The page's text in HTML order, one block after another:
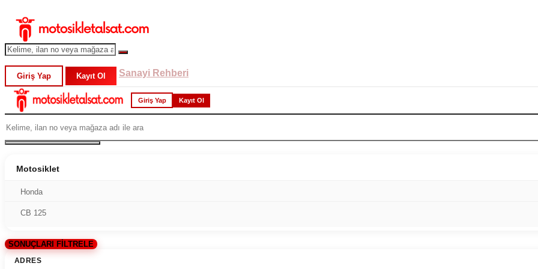
Giriş Yap Kayıt Ol Sanayi Rehberi
Giriş Yap Kayıt Ol
Motosiklet
Honda
CB 125
SONUÇLARI FİLTRELE
ADRES